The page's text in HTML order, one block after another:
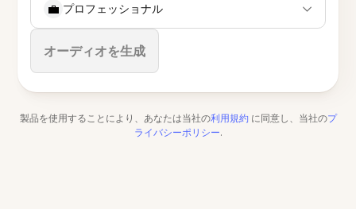
💼 プロフェッショナル
オーディオを生成
停止
製品を使用することにより、あなたは当社の利用規約 に同意し、当社のプ
ライバシーポリシー.